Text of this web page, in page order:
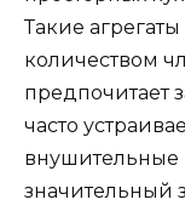
Такие
количеством
предпочитает
часто
внушительные
значительный